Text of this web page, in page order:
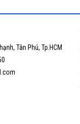
Tân Phú, Tp.HCM